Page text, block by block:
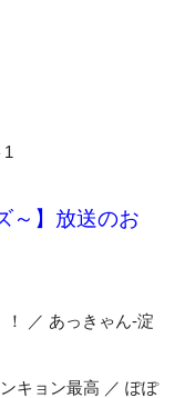
～】放送のお
／ あっきゃん-淀
ン最高 ／ ぽぽ